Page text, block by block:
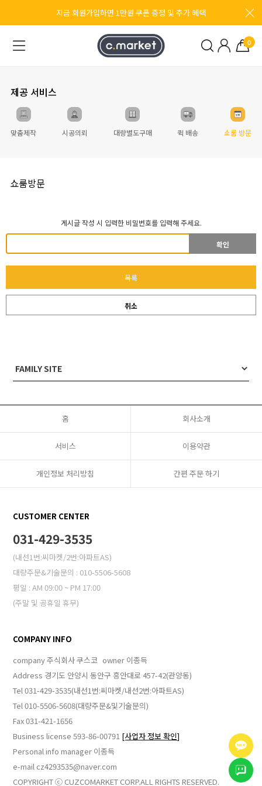
지금 회원가입하면 1만원 쿠폰 증정 및 추가 혜택
0
제공 서비스
맞춤제작 시공의뢰 대량별도구매 퀵 배송 쇼룸 방문
쇼룸방문
게시글 작성 시 입력한 비밀번호를 입력해 주세요.
확인
목록
취소
홈 회사소개
서비스 이용약관
개인정보 처리방침 간편 주문 하기
CUSTOMER CENTER
031-429-3535
(내선1번:씨마켓/2번:아파트AS)
대량주문&기술문의 : 010-5506-5608
평일 : AM 09:00 ~ PM 17:00
(주말 및 공휴일 휴무)
COMPANY INFO
company 주식회사 쿠스코 owner 이종득
Address 경기도 안양시 동안구 흥안대로 457-42(관양동)
Tel 031-429-3535(내선1번:씨마켓/내선2번:아파트AS)
Tel 010-5506-5608(대량주문&및기술문의)
Fax 031-421-1656
Business license 593-86-00791 [사업자 정보 확인]
Personal info manager 이종득
e-mail cz4293535@naver.com
COPYRIGHT ⓒ CUZCOMARKET CORP.ALL RIGHTS RESERVED.